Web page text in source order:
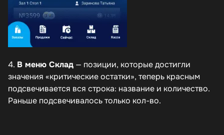
4. В меню Склад — позиции, которые достигли
значения «критические остатки», теперь красным
подсвечивается вся строка: название и количество.
Раньше подсвечивалось только кол-во.